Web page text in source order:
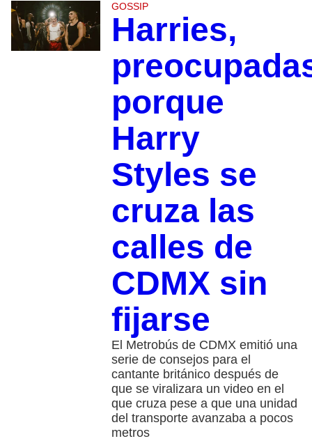
GOSSIP
Harries,
porque
Harry
Styles se
cruza las
calles de
CDMX sin
fijarse
El Metrobús de CDMX emitió una
serie de consejos para el
cantante británico después de
que se viralizara un video en el
que cruza pese a que una unidad
del transporte avanzaba a pocos
metros